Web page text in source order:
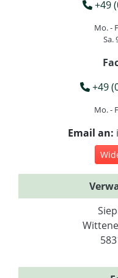
+49
Mo. -
Sa.
+49
Mo. -
Email an: